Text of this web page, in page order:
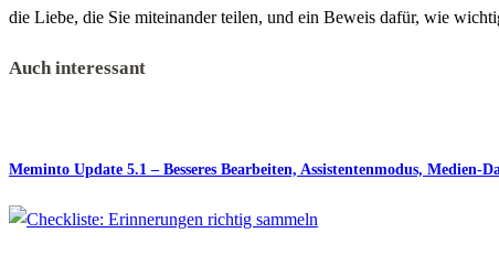
die Liebe, die Sie miteinander teilen, und ein Beweis dafür, wie
Auch interessant
Meminto Update 5.1 – Besseres Bearbeiten, Assistentenmodus, Medien-